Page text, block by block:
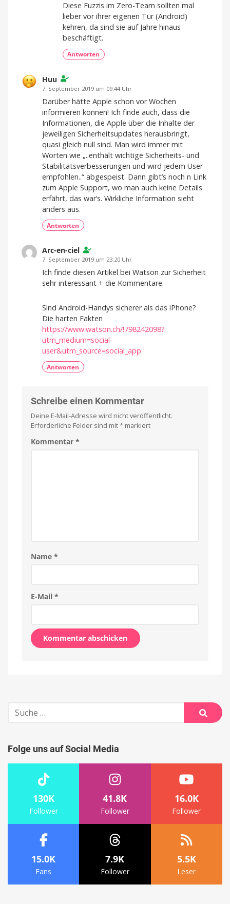
Diese Fuzzis im Zero-Team sollten mal
lieber vor ihrer eigenen Tür (Android)
kehren, da sind sie auf Jahre hinaus
beschäftigt.
Antworten
Huu
7. September 2019 um 09:44 Uhr
Darüber hätte Apple schon vor Wochen
informieren können! Ich finde auch, dass die
Informationen, die Apple über die Inhalte der
jeweiligen Sicherheitsupdates herausbringt,
quasi gleich null sind. Man wird immer mit
Worten wie „..enthält wichtige Sicherheits- und
Stabilitätsverbesserungen und wird jedem User
empfohlen..“ abgespeist. Dann gibt’s noch n Link
zum Apple Support, wo man auch keine Details
erfährt, das war’s. Wirkliche Information sieht
anders aus.
Antworten
Arc-en-ciel
7. September 2019 um 23:20 Uhr
Ich finde diesen Artikel bei Watson zur Sicherheit
sehr interessant + die Kommentare.
Sind Android-Handys sicherer als das iPhone?
Die harten Fakten
https://www.watson.ch/!798242098?
utm_medium=social-
user&utm_source=social_app
Antworten
Schreibe einen Kommentar
Deine E-Mail-Adresse wird nicht veröffentlicht.
Erforderliche Felder sind mit* markiert
Kommentar *
Name *
E-Mail *
Suche
nach:
Suche
Folge uns auf Social Media
130K
Follower
41.8K
Follower
16.0K
Follower
15.0K
Fans
7.9K
Follower
5.5K
Leser